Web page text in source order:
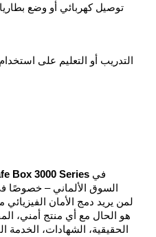
توصيل كهربائي أو وضع
التدريب أو التعليم على
Box 3000 Series
السوق الألماني – خصوصًا في
لمن يريد دمج الأمان الفيزيائي
هو الحال مع أي منتج أمني،
الحقيقية، الشهادات،